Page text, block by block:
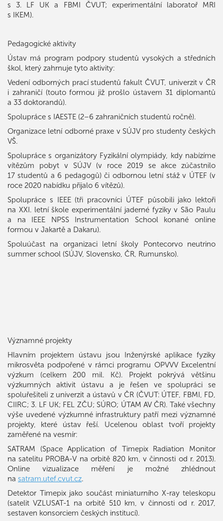
s 3. LF UK a FBMI ČVUT; experimentální laboratoř MRI
s IKEM).
Pedagogické aktivity
Ústav má program podpory studentů vysokých a středních
škol, který zahrnuje tyto aktivity:
Vedení odborných prací studentů fakult ČVUT, univerzit v ČR
i zahraničí (touto formou již prošlo ústavem 31 diplomantů
a 33 doktorandů).
Spolupráce s IAESTE (2–6 zahraničních studentů ročně).
Organizace letní odborné praxe v SÚJV pro studenty českých
VŠ.
Spolupráce s organizátory Fyzikální olympiády, kdy nabízíme
vítězům pobyt v SÚJV (v roce 2019 se akce zúčastnilo
17 studentů a 6 pedagogů) či odbornou letní stáž v ÚTEF (v
roce 2020 nabídku přijalo 6 vítězů).
Spolupráce s IEEE (tři pracovníci ÚTEF působili jako lektoři
na XXI. letní škole experimentální jaderné fyziky v São Paulu
a na IEEE NPSS Instrumentation School konané online
formou v Jakartě a Dakaru).
Spoluúčast na organizaci letní školy Pontecorvo neutrino
summer school (SÚJV, Slovensko, ČR, Rumunsko).
Významné projekty
Hlavním projektem ústavu jsou Inženýrské aplikace fyziky
mikrosvěta podpořené v rámci programu OPVVV Excelentní
výzkum (celkem 200 mil. Kč). Projekt pokrývá většinu
výzkumných aktivit ústavu a je řešen ve spolupráci se
spoluřešiteli z univerzit a ústavů v ČR (ČVUT: ÚTEF, FBMI, FD,
CIIRC; 3. LF UK; FEL ZČU; SÚRO; ÚTAM AV ČR). Také všechny
výše uvedené výzkumné infrastruktury patří mezi významné
projekty, které ústav řeší. Ucelenou oblast tvoří projekty
zaměřené na vesmír:
SATRAM (Space Application of Timepix Radiation Monitor
na satelitu PROBA-V na orbitě 820 km, v činnosti od r. 2013).
Online vizualizace měření je možné zhlédnout
na satram.utef.cvut.cz.
Detektor Timepix jako součást miniaturního X-ray teleskopu
(satelit VZLUSAT-1 na orbitě 510 km, v činnosti od r. 2017,
sestaven konsorciem českých institucí).